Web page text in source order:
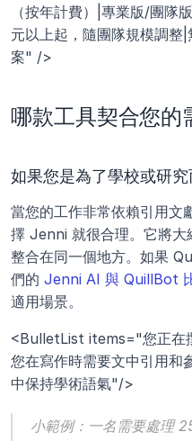
（按年計費）|專業版/團
元以上起，隨團隊規模調整
案" />
哪款工具契合您的
如果您是為了學校或研
當您的工作非常依賴引用文
擇 Jenni 就很合理。它將大
整合在同一個地方。如果
們的 Jenni AI 與 QuillBot
適用場景。
<BulletList items="您正在
您在寫作時需要文中引用和
中保持學術語氣"/>
小範例：一名需要處理